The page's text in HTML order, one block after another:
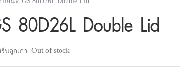
80D26L Double Lid
นลูกเก่า Out of stock